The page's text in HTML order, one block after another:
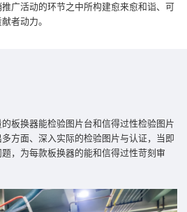
广活动的环节之中所构建愈来愈和诣、可
者动力。
板换器能检验图片台和信得过性检验图片
方面、深入实际的检验图片与认证，当即
，为每款板换器的能和信得过性苛刻审